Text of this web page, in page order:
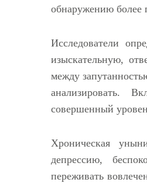
обнаружению более
Исследователи
изыскательную,
между
анализировать.
совершенный
Хроническая
депрессию,
переживать